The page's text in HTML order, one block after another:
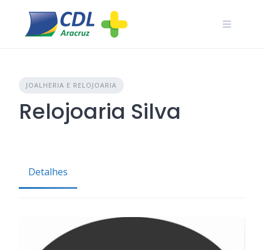
content
JOALHERIA E RELOJOARIA
Relojoaria Silva
Detalhes